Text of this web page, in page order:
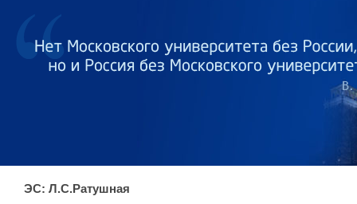
ЭС: Л.С.Ратушная